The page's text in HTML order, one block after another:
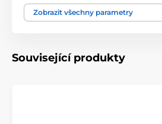
Motiv
Zobrazit všechny parametry
Související produkty